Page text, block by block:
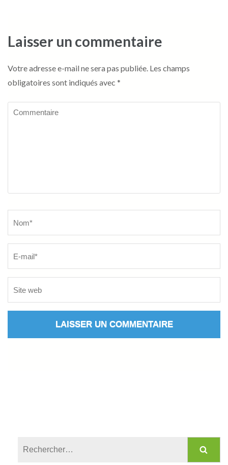
Laisser un commentaire
Votre adresse e-mail ne sera pas publiée. Les champs
obligatoires sont indiqués avec *
Commentaire